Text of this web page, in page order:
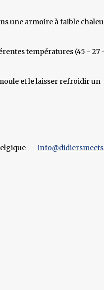
une armoire à faible
températures (45 - 27
et le laisser refroidir un